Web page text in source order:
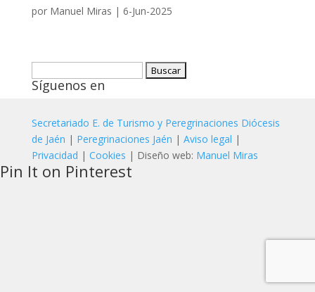
por Manuel Miras | 6-Jun-2025
Síguenos en
Secretariado E. de Turismo y Peregrinaciones Diócesis
de Jaén | Peregrinaciones Jaén | Aviso legal |
Privacidad | Cookies | Diseño web: Manuel Miras
Pin It on Pinterest